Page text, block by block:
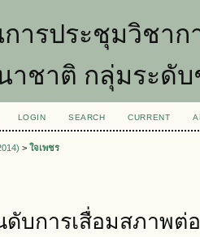
ารประชุมวิชา
าชาติ กลุ่มระดั
LOGIN SEARCH CURRENT
> ใจเพชร
บการเสื่อมสภาพต่